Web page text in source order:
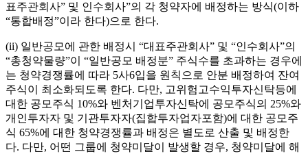
표주관회사” 및 인수회사”의 각 청약자에 배정하는 방식(이하
“통합배정”이라 한다)으로 한다.
(ii) 일반공모에 관한 배정시 “대표주관회사” 및 “인수회사”의
“총청약물량”이 “일반공모 배정분” 주식수를 초과하는 경우에
는 청약경쟁률에 따라 5사6입을 원칙으로 안분 배정하여 잔여
주식이 최소화되도록 한다. 다만, 고위험고수익투자신탁등에
대한 공모주식 10%와 벤처기업투자신탁에 공모주식의 25%와
개인투자자 및 기관투자자(집합투자업자포함)에 대한 공모주
식 65%에 대한 청약경쟁률과 배정은 별도로 산출 및 배정한
다. 다만, 어떤 그룹에 청약미달이 발생할 경우, 청약미달에 해